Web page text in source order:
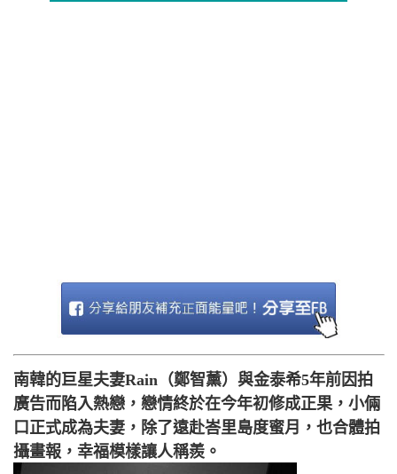
南韓的巨星夫妻Rain（鄭智薰）與金泰希5年前因拍
廣告而陷入熱戀，戀情終於在今年初修成正果，小倆
口正式成為夫妻，除了遠赴峇里島度蜜月，也合體拍
攝畫報，幸福模樣讓人稱羨。